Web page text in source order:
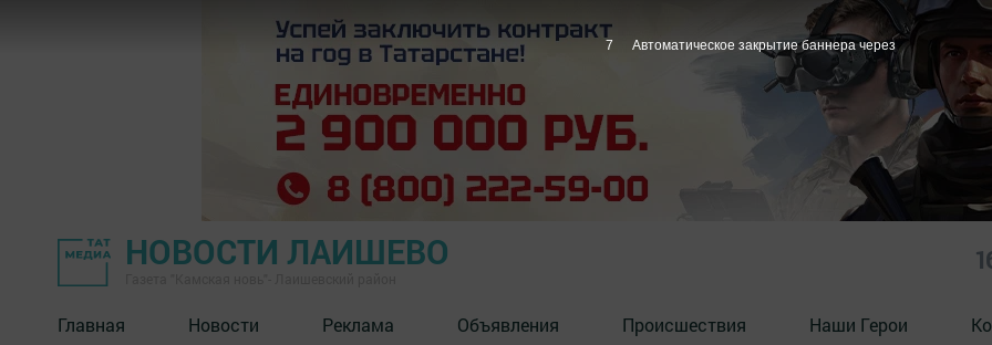
НОВОСТИ ЛАИШЕВО
Главная Новости Реклама Объявления Происшествия Наши Герои
6 Автоматическое закрытие баннера через